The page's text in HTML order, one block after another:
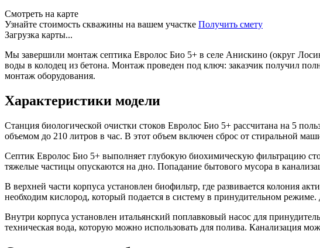
Смотреть на карте
Узнайте стоимость скважины на вашем участке Получить смету
Загрузка карты...
Мы завершили монтаж септика Евролос Био 5+ в селе Анискино (округ
воды в колодец из бетона. Монтаж проведен под ключ: заказчик получил
монтаж оборудования.
Характеристики модели
Станция биологической очистки стоков Евролос Био 5+ рассчитана на 5
объемом до 210 литров в час. В этот объем включен сброс от стиральной
Септик Евролос Био 5+ выполняет глубокую биохимическую фильтрацию
тяжелые частицы опускаются на дно. Попадание бытового мусора в
В верхней части корпуса установлен биофильтр, где развивается колония
необходим кислород, который подается в систему в принудительном
Внутри корпуса установлен итальянский поплавковый насос для
техническая вода, которую можно использовать для полива. Канализация